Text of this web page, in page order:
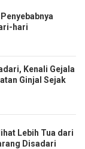
hari
Kenali Gejala
Ginjal Sejak
Lebih Tua dari
Disadari